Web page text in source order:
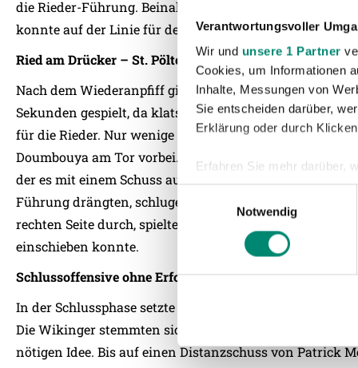
Verantwortungsvoller
Wir und unsere 1 Partner
Cookies, um Informationen
Inhalte, Messungen von
Sie entscheiden darüber,
Erklärung oder durch
Erfahren Sie mehr
Einzelheitenfest.
und die Zugriffe auf unsere
Weitere Details,
Notwendig
die Rieder-Führung. Beinahe im Gegenzug wären die
konnte auf der Linie für den bereits geschlagenen
Ried am Drücker – St. Pölten trifft
Nach dem Wiederanpfiff ging es genauso munter
Sekunden gespielt, da klatschte der Ball nach einem
für die Rieder. Nur wenige Augenblicke später der
Doumbouya am Tor vorbei. Dann waren die Rieder
der es mit einem Schuss aus der zweiten Reihe
Führung drängten, schlugen die Hausherren eiskalt zu:
rechten Seite durch, spielte den Ball in den Rückraum,
einschieben konnte.
Schlussoffensive ohne Erfolg
In der Schlussphase setzte Chabbi mit den
Die Wikinger stemmten sich mit aller Kraft der
nötigen Idee. Bis auf einen Distanzschuss von Patrick